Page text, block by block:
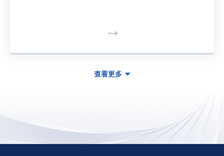
查看更多